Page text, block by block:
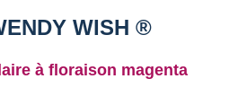
WISH ®
à floraison magenta